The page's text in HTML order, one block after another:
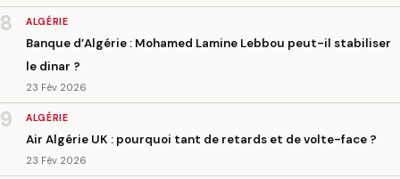
8 ALGÉRIE
Banque d’Algérie : Mohamed Lamine Lebbou peut-il stabiliser
le dinar ?
23 Fév 2026
9 ALGÉRIE
Air Algérie UK : pourquoi tant de retards et de volte-face ?
23 Fév 2026